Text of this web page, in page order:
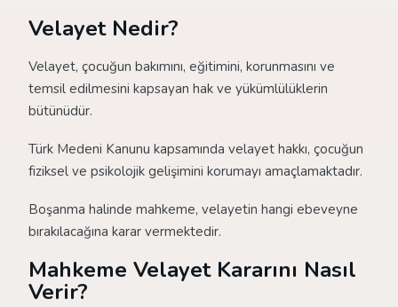
Velayet Nedir?
Velayet, çocuğun bakımını, eğitimini, korunmasını ve
temsil edilmesini kapsayan hak ve yükümlülüklerin
bütünüdür.
Türk Medeni Kanunu kapsamında velayet hakkı, çocuğun
fiziksel ve psikolojik gelişimini korumayı amaçlamaktadır.
Boşanma halinde mahkeme, velayetin hangi ebeveyne
bırakılacağına karar vermektedir.
Mahkeme Velayet Kararını Nasıl
Verir?